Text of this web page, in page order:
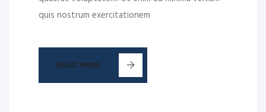
quis nostrum exercitationem
READ MORE